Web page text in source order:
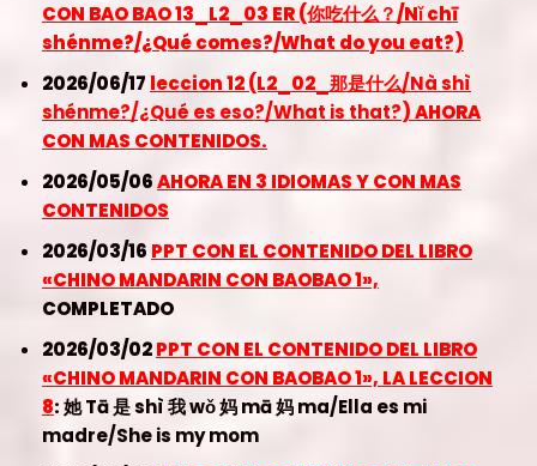
CON BAO BAO 13_L2_03 ER (你吃什么？/Nǐ chī
shénme?/¿Qué comes?/What do you eat?)
2026/06/17 leccion 12 (L2_02_那是什么/Nà shì
shénme?/¿Qué es eso?/What is that?) AHORA
CON MAS CONTENIDOS.
2026/05/06AHORA EN 3 IDIOMAS Y CON MAS
CONTENIDOS
2026/03/16 PPT CON EL CONTENIDO DEL LIBRO
«CHINO MANDARIN CON BAOBAO 1»,
COMPLETADO
2026/03/02PPT CON EL CONTENIDO DEL LIBRO
«CHINO MANDARIN CON BAOBAO 1», LA LECCION
8:她 Tā 是 shì 我 wǒ 妈 mā 妈 ma/Ella es mi
madre/She is my mom